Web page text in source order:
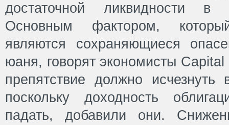
достаточной ликвидности в
Основным фактором,
являются сохраняющиеся
юаня, говорят экономисты
препятствие должно
поскольку доходность
падать, добавили они.